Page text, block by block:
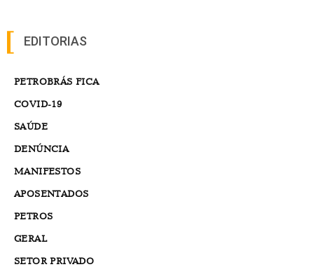
EDITORIAS
PETROBRÁS FICA
COVID-19
SAÚDE
DENÚNCIA
MANIFESTOS
APOSENTADOS
PETROS
GERAL
SETOR PRIVADO